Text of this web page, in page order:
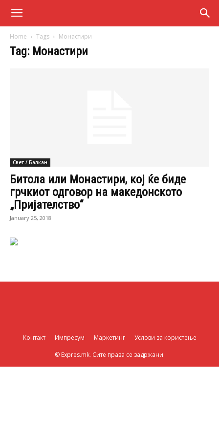
Home Tags Монастири
Tag: Монастири
Свет / Балкан
Битола или Монастири, кој ќе биде
грчкиот одговор на македонското
„Пријателство“
January 25, 2018
Контакт Импресум Маркетинг Услови за користење
© Expres.mk. Сите права се задржани.